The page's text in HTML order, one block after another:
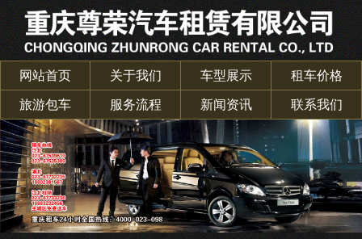
网站首页 关于我们 车型展示 租车价格
旅游包车 服务流程 新闻资讯 联系我们